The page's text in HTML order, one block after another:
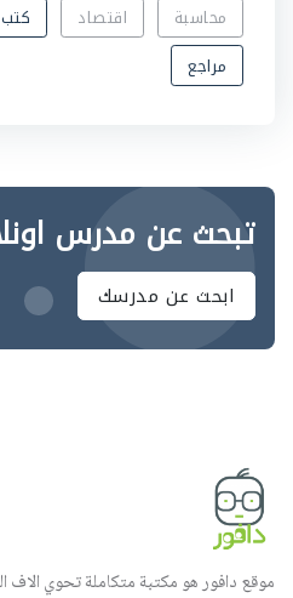
محاسبة اقتصاد كتب
مراجع
تبحث عن مدرس
ابحث عن مدرسك
موقع دافور هو مكتبة متكاملة تحوي الاف